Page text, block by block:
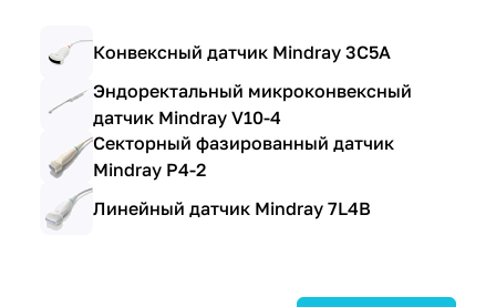
Конвексный датчик Mindray 3C5A
Эндоректальный микроконвексный
датчик Mindray V10-4
Секторный фазированный датчик
Mindray P4-2
Линейный датчик Mindray 7L4B